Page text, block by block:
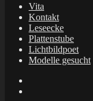
Vita
Kontakt
Leseecke
Plattenstube
Lichtbildpoet
Modelle gesucht